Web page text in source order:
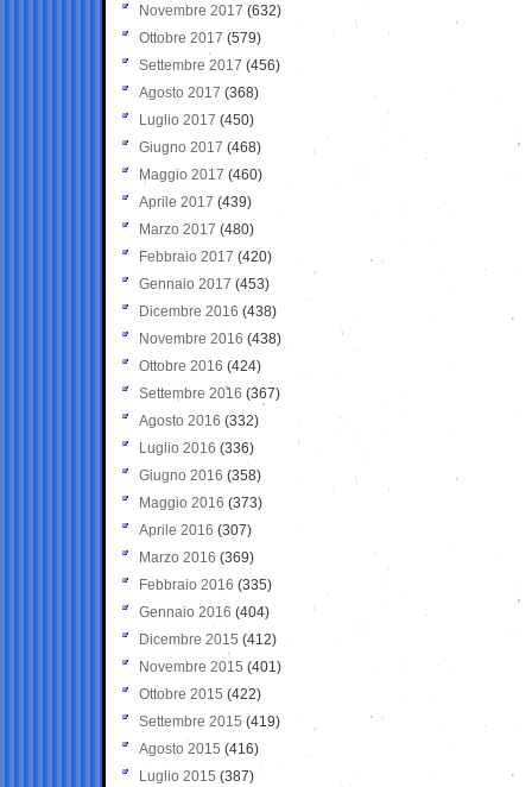
Novembre 2017 (632)
Ottobre 2017 (579)
Settembre 2017 (456)
Agosto 2017 (368)
Luglio 2017 (450)
Giugno 2017 (468)
Maggio 2017 (460)
Aprile 2017 (439)
Marzo 2017 (480)
Febbraio 2017 (420)
Gennaio 2017 (453)
Dicembre 2016 (438)
Novembre 2016 (438)
Ottobre 2016 (424)
Settembre 2016 (367)
Agosto 2016 (332)
Luglio 2016 (336)
Giugno 2016 (358)
Maggio 2016 (373)
Aprile 2016 (307)
Marzo 2016 (369)
Febbraio 2016 (335)
Gennaio 2016 (404)
Dicembre 2015 (412)
Novembre 2015 (401)
Ottobre 2015 (422)
Settembre 2015 (419)
Agosto 2015 (416)
Luglio 2015 (387)